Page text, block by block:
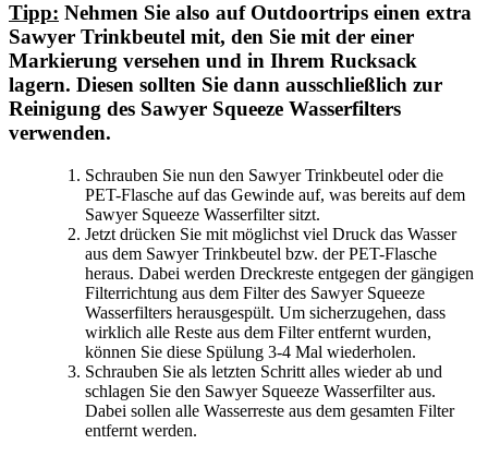
Tipp: Nehmen Sie also auf Outdoortrips einen extra
Sawyer Trinkbeutel mit, den Sie mit der einer
Markierung versehen und in Ihrem Rucksack
lagern. Diesen sollten Sie dann ausschließlich zur
Reinigung des Sawyer Squeeze Wasserfilters
verwenden.
Schrauben Sie nun den Sawyer Trinkbeutel oder die
PET-Flasche auf das Gewinde auf, was bereits auf dem
Sawyer Squeeze Wasserfilter sitzt.
Jetzt drücken Sie mit möglichst viel Druck das Wasser
aus dem Sawyer Trinkbeutel bzw. der PET-Flasche
heraus. Dabei werden Dreckreste entgegen der gängigen
Filterrichtung aus dem Filter des Sawyer Squeeze
Wasserfilters herausgespült. Um sicherzugehen, dass
wirklich alle Reste aus dem Filter entfernt wurden,
können Sie diese Spülung 3-4 Mal wiederholen.
Schrauben Sie als letzten Schritt alles wieder ab und
schlagen Sie den Sawyer Squeeze Wasserfilter aus.
Dabei sollen alle Wasserreste aus dem gesamten Filter
entfernt werden.